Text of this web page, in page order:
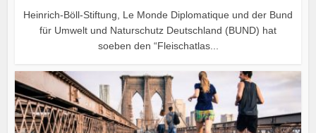
Heinrich-Böll-Stiftung, Le Monde Diplomatique und der Bund
für Umwelt und Naturschutz Deutschland (BUND) hat
soeben den “Fleischatlas...